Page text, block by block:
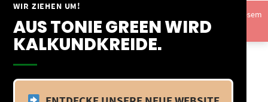
WIR ZIEHEN UM!
AUS TONIE GREEN WIRD
KALKUNDKREIDE.
Springe
Inhalt
Vom 09.04.25 - 20.04.25 befinden wir uns im Betriebsurlaub. In diesem
Zeitraum findet kein Versand statt.Ausblenden